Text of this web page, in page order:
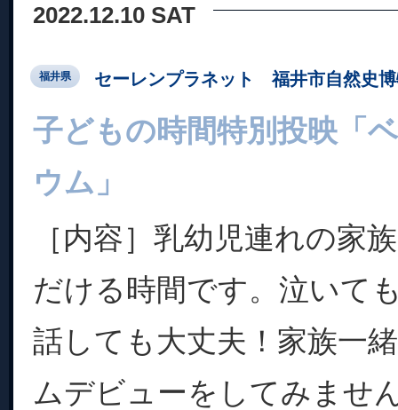
2022.12.10 SAT
福井県 セーレンプラネット 福井市自然史
子どもの時間特別投映「
ウム」
［内容］乳幼児連れの家
だける時間です。泣いて
話しても大丈夫！家族一
ムデビューをしてみませ